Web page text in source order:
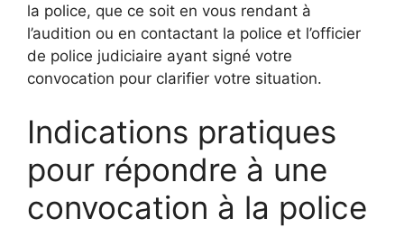
la police, que ce soit en vous rendant à
l’audition ou en contactant la police et l’officier
de police judiciaire ayant signé votre
convocation pour clarifier votre situation.
Indications pratiques
pour répondre à une
convocation à la police